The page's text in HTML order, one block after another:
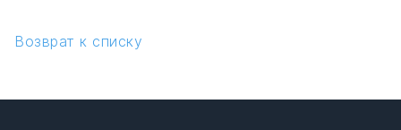
Возврат к списку